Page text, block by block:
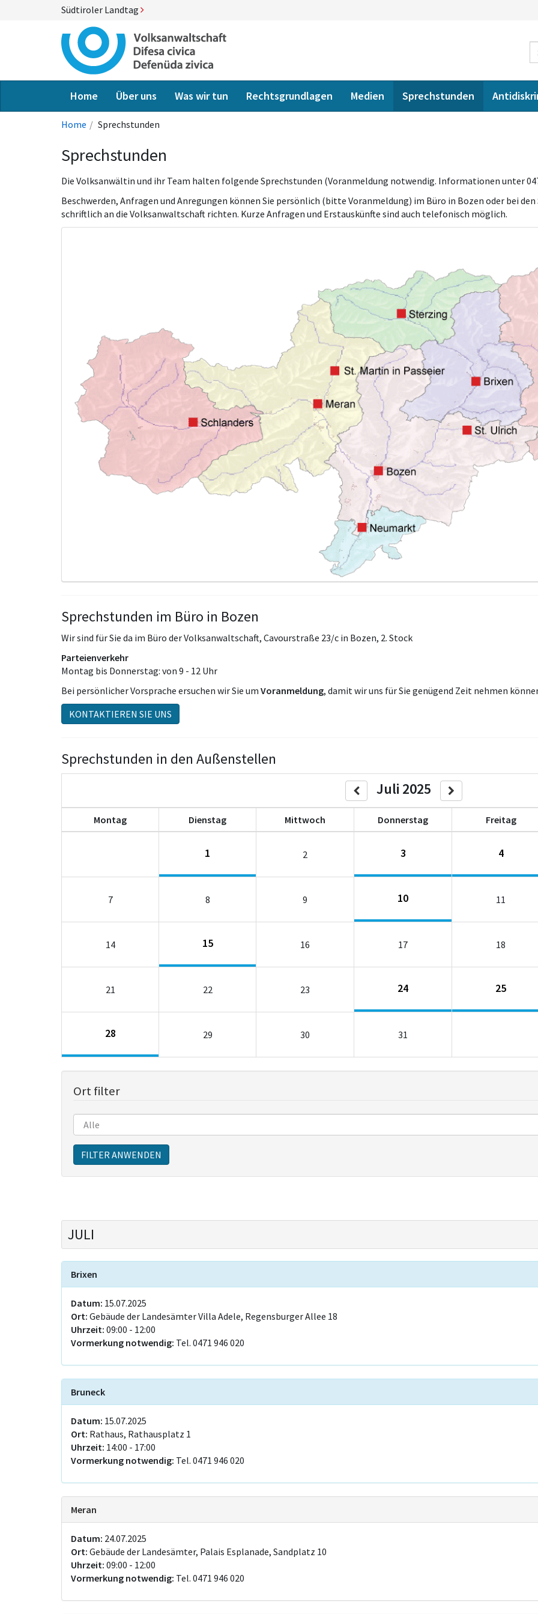
Südtiroler Landtag
Home Über uns Was wir tun Rechtsgrundlagen Medien Sprechstunden
Home Sprechstunden
Sprechstunden
Die Volksanwältin und ihr Team halten folgende Sprechstunden (Voranmeldung notwendig. Informationen unter
Beschwerden, Anfragen und Anregungen können Sie persönlich (bitte Voranmeldung) im Büro in Bozen oder bei
schriftlich an die Volksanwaltschaft richten. Kurze Anfragen und Erstauskünfte sind auch telefonisch möglich.
Sprechstunden im Büro in Bozen
Wir sind für Sie da im Büro der Volksanwaltschaft, Cavourstraße 23/c in Bozen, 2. Stock
Parteienverkehr
Montag bis Donnerstag: von 9 - 12 Uhr
Bei persönlicher Vorsprache ersuchen wir Sie um Voranmeldung, damit wir uns für Sie genügend Zeit nehmen
KONTAKTIEREN SIE UNS
Sprechstunden in den Außenstellen
Juli 2025
Montag Dienstag Mittwoch Donnerstag Freitag
1 2 3 4
7 8 9 10 11
14 15 16 17 18
21 22 23 24 25
28 29 30 31
Ort filter
Sitzungen
FILTER ANWENDEN
JULI
Brixen
Datum: 15.07.2025
Ort: Gebäude der Landesämter Villa Adele, Regensburger Allee 18
Uhrzeit: 09:00 - 12:00
Vormerkung notwendig: Tel. 0471 946 020
Bruneck
Datum: 15.07.2025
Ort: Rathaus, Rathausplatz 1
Uhrzeit: 14:00 - 17:00
Vormerkung notwendig: Tel. 0471 946 020
Meran
Datum: 24.07.2025
Ort: Gebäude der Landesämter, Palais Esplanade, Sandplatz 10
Uhrzeit: 09:00 - 12:00
Vormerkung notwendig: Tel. 0471 946 020